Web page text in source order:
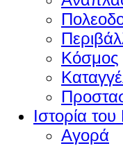
Κόσμος
Ιστορία
Αγορά